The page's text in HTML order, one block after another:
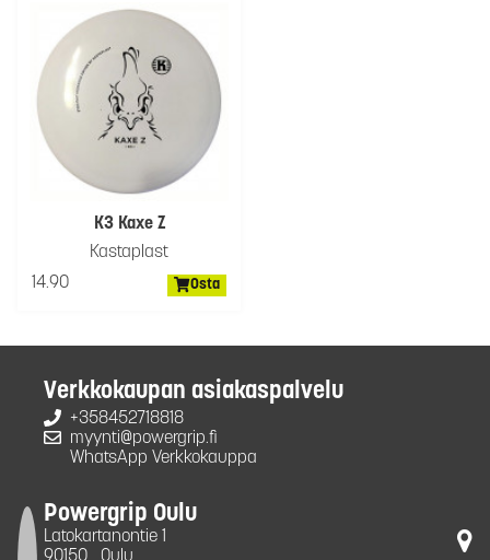
K3 Kaxe Z
Kastaplast
14.90
Osta
Verkkokaupan asiakaspalvelu
+358452718818
myynti@powergrip.fi
WhatsApp Verkkokauppa
Powergrip Oulu
Latokartanontie 1
90150
Oulu